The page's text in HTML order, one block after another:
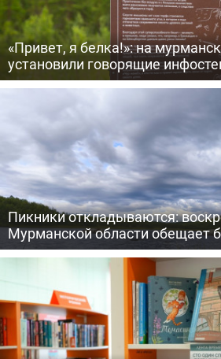
«Привет, я белка!»: на
установили говорящие
Пикники откладываются:
Мурманской области обещает